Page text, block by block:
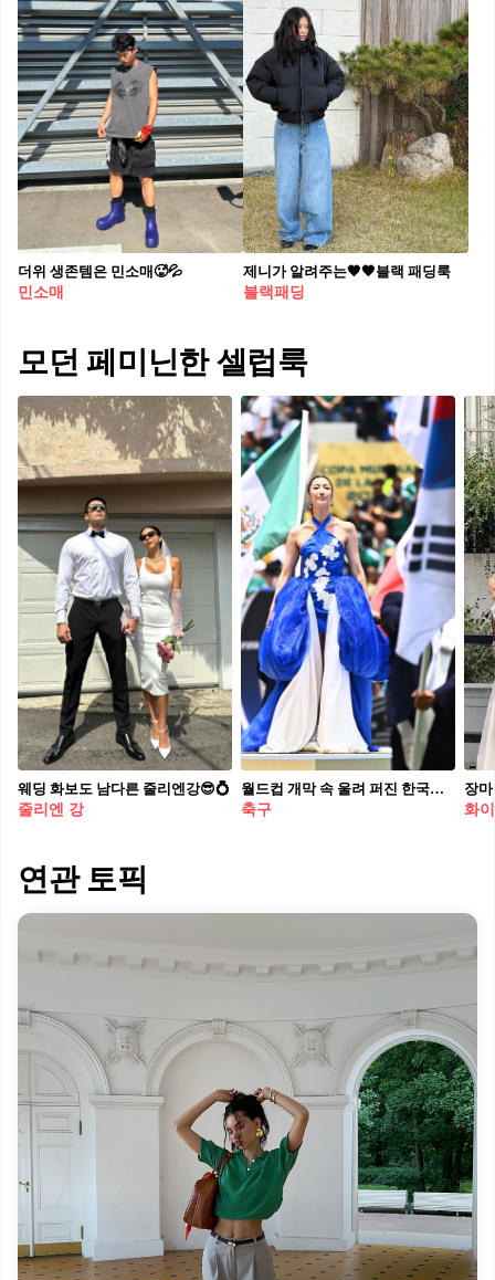
더위 생존템은 민소매🥵💦
민소매
제니가 알려주는🖤🖤블랙 패딩룩
블랙패딩
모던 페미닌한 셀럽룩
웨딩 화보도 남다른 줄리엔강😎💍
줄리엔 강
월드컵 개막 속 울려 퍼진 한국어🇰🇷 이재 그녀의 의상, 무대 위 블루도 무대 밖 레드도 전부 한국💙❤️ 멕시코시티 스타디움, 이재(EJAE)가 안드레아 보첼리(Andrea Bocelli)와 공식 주제가 ‘DNA’를 첫 라이브로 들려줬습니다. 넘어져도 다시 일어난다는 가사, 직접 쓴 한국어 파트를 전 세계 중계 앞에서 그대로 불렀죠. 이날 의상 두 벌까지 모두 한국 브랜드 르쥬(LEJE)였습니다. 1. 르쥬 커스텀 블루 드레스 화합을 상징하는 연꽃 모티브에 한국 장인이 손으로 깎은 자개와 백수정을 수놓은 무대 의상입니다. 부풀린 블루 스커트 사이로 화이트 트레인이 흐르며 청과 백을 함께 보여줬어요. 2. 르쥬 ‘MADEMOISELLE’ 레드 룩 무대 밖에서는 2002년 서울 거리의 그 레드를 입었습니다. 한국 전통 병풍 문양 자수로 2026 버전 붉은악마 응원룩을 완성했죠. 청·백에 홍까지, 오스카 대례복 드레스에 이어 이번에도 이재는 세계가 보는 무대마다 한국을 입고 오릅니다.
축구
화
연관 토픽